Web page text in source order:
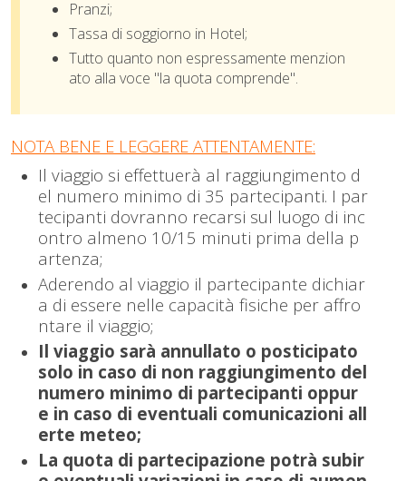
Pranzi;
Tassa di soggiorno in Hotel;
Tutto quanto non espressamente menzion
ato alla voce "la quota comprende".
NOTA BENE E LEGGERE ATTENTAMENTE:
Il viaggio si effettuerà al raggiungimento d
el numero minimo di 35 partecipanti. I par
tecipanti dovranno recarsi sul luogo di inc
ontro almeno 10/15 minuti prima della p
artenza;
Aderendo al viaggio il partecipante dichiar
a di essere nelle capacità fisiche per affro
ntare il viaggio;
Il viaggio sarà annullato o posticipato
solo in caso di non raggiungimento del
numero minimo di partecipanti oppur
e in caso di eventuali comunicazioni all
erte meteo;
La quota di partecipazione potrà subir